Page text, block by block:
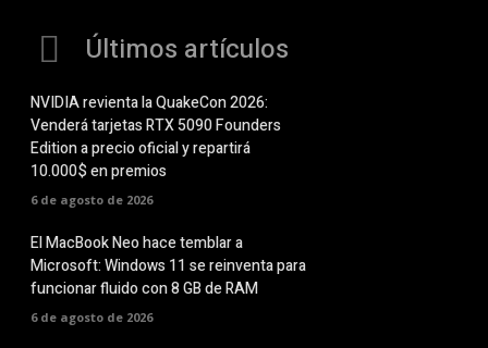
Últimos artículos
NVIDIA revienta la QuakeCon 2026:
Venderá tarjetas RTX 5090 Founders
Edition a precio oficial y repartirá
10.000$ en premios
6 de agosto de 2026
El MacBook Neo hace temblar a
Microsoft: Windows 11 se reinventa para
funcionar fluido con 8 GB de RAM
6 de agosto de 2026